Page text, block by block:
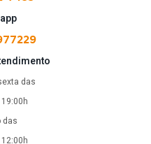
botões e fitas com
para guardar materiais de
itens pequenos.
casa, no trabalho, na
Premium 4043 se adapta
4043
das
das